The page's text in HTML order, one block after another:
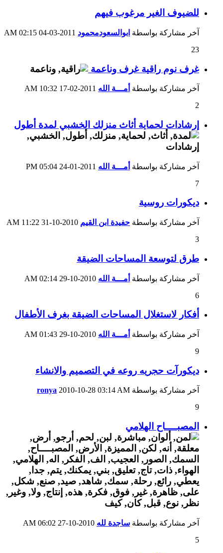
للضيوف الغير مرغوب فيهم
آخر مشاركة بواسطة ابوالسعودمحمود
02:15 AM
23
غرف نوم راقية غرف وناعمة
آخر مشاركة بواسطة أمـــة الله
10:32 AM
2
إرشادات لحماية أثاث منزلك الخشبي لمدة أطول
آخر مشاركة بواسطة أمـــة الله
05:04 PM
7
ديكورات روسية
آخر مشاركة بواسطة حفيدة ابن القيم
11:22 AM
3
طرق لتوسعة المساحات الضيقة
آخر مشاركة بواسطة أمـــة الله
02:14 AM
6
أفكار لاستغلال المساحات الضيقة بغرف الأطفال
آخر مشاركة بواسطة أمـــة الله
01:43 AM
9
ديكورآت حجريه روعه في التصميم والانشاء
آخر مشاركة بواسطة ronya 2010-10-28 03:14 AM
9
المصبــــاح الهلامي
آخر مشاركة بواسطة ساجدة لله
06:02 AM
5